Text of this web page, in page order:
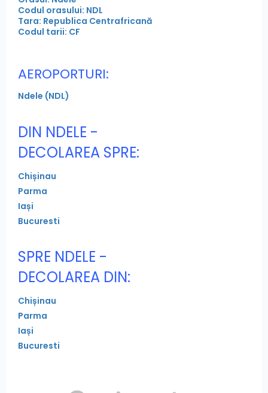
Codul orasului: NDL
Tara: Republica Centrafricană
Codul tarii: CF
AEROPORTURI:
Ndele (NDL)
DIN NDELE -
DECOLAREA SPRE:
Chișinau
Parma
Iași
Bucuresti
SPRE NDELE -
DECOLAREA DIN:
Chișinau
Parma
Iași
Bucuresti